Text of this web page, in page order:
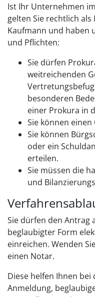
Ist Ihr Unternehmen
gelten Sie rechtlich
Kaufmann und haben
und Pflichten:
Sie dürfen
weitreichenden
besonderen
einer Prokura in
Sie können
Sie können
oder ein
erteilen.
Sie müssen die
und
Sie dürfen den Antrag
beglaubigter Form
einreichen. Wenden
einen Notar.
Diese helfen Ihnen
Anmeldung,